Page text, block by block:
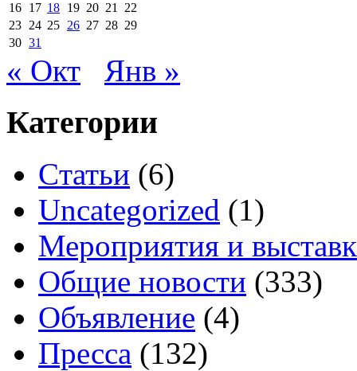
16 17 18 19 20 21
22
23 24 25 26 27 28 29
30 31
« Окт Янв »
Категории
Cтатьи (6)
Uncategorized (1)
Мероприятия и
Общие новости (333)
Объявление (4)
Пресса (132)